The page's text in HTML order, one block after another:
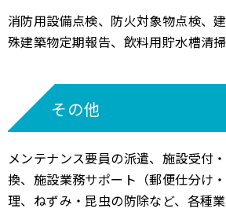
消防用設備点検、防火対象物点検、
殊建築物定期報告、飲料用貯水槽清
その他
メンテナンス要員の派遣、施設受付
換、施設業務サポート（郵便仕分け
理、ねずみ・昆虫の防除など、各種